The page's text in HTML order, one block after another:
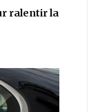
ralentir la